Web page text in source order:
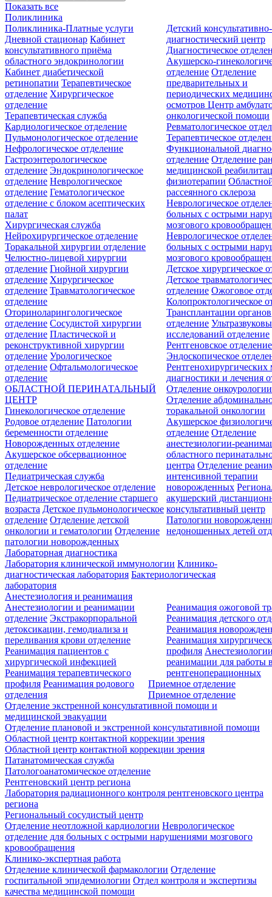
Показать все
Поликлиника
Поликлиника-Платные услуги
Дневной стационар Кабинет
консультативного приёма
областного эндокринологии
Кабинет диабетической
ретинопатии Терапевтическое
отделение Хирургическое
отделение
Детский консультативно-
диагностический центр
Диагностическое
Акушерско-
отделение Отделение
предварительных и
периодических
осмотровЦентр
онкологической помощи
Терапевтическая служба
Кардиологическое отделение
Пульмонологическое отделение
Нефрологическое отделение
Гастроэнтерологическое
отделение Эндокринологическое
отделение Неврологическое
отделение Гематологическое
отделение c блоком асептических
палат
Ревматологическое
Терапевтическое
Функциональной
отделение Отделение
медицинской
физиотерапии
рассеянного склероза
Неврологическое
больных с острыми
мозгового
Неврологическое
больных с острыми
мозгового
Хирургическая служба
Нейрохирургическое отделение
Торакальной хирургии отделение
Челюстно-лицевой хирургии
отделение Гнойной хирургии
отделение Хирургическое
отделение Травматологическое
отделение
Оториноларингологическое
отделение Сосудистой хирургии
отделение Пластической и
реконструктивной хирургии
отделение Урологическое
отделение Офтальмологическое
отделение
Детское хирургическое
Детское
отделение Ожоговое
Колопроктологическое
Трансплантации органов
отделение
исследований отделение
Рентгеновское отделение
Эндоскопическое
Рентгенохирургических
диагностики и лечения
Отделение онкоурологии
Отделение
торакальной онкологии
ОБЛАСТНОЙ ПЕРИНАТАЛЬНЫЙ
ЦЕНТР
Гинекологическое отделение
Родовое отделение Патологии
беременности отделение
Новорожденных отделение
Акушерское обсервационное
отделение
Акушерское
отделение Отделение
анестезиологии-
областного
центра Отделение
интенсивной терапии
новорожденных
акушерский
консультативный центр
Патологии
недоношенных детей
Педиатрическая служба
Детское неврологическое отделение
Педиатрическое отделение старшего
возраста Детское пульмонологическое
отделение Отделение детской
онкологии и гематологии Отделение
патологии новорожденных
Лабораторная диагностика
Лаборатория клинической иммунологии Клинико-
диагностическая лаборатория Бактериологическая
лаборатория
Анестезиология и реанимация
Анестезиологии и реанимации
отделение Экстракорпоральной
детоксикации, гемодиализа и
переливания крови отделение
Реанимация пациентов с
хирургической инфекцией
Реанимация терапевтического
профиля Реанимация родового
отделения
Реанимация ожоговой
Реанимация детского
Реанимация
Реанимация
профиля
реанимации для работы
рентгеноперационных
Приемное отделение
Приемное отделение
Отделение экстренной консультативной помощи и
медицинской эвакуации
Отделение плановой и экстренной консультативной помощи
Областной центр контактной коррекции зрения
Областной центр контактной коррекции зрения
Патанатомическая служба
Патологоанатомическое отделение
Рентгеновский центр региона
Лаборатория радиационного контроля рентгеновского центра
региона
Региональный сосудистый центр
Отделение неотложной кардиологии Неврологическое
отделение для больных с острыми нарушениями мозгового
кровообращения
Клинико-экспертная работа
Отделение клинической фармакологии Отделение
госпитальной эпидемиологии Отдел контроля и экспертизы
качества медицинской помощи